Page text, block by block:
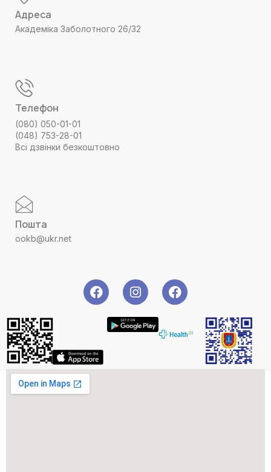
Адреса
Академіка Заболотного 26/32
Телефон
(080) 050-01-01
(048) 753-28-01
Всі дзвінки безкоштовно
Пошта
ookb@ukr.net